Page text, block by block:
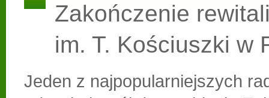
Zakończenie
im. T. Kościuszki w
Jeden z najpopularniejszych